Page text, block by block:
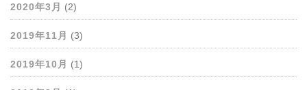
2020年3月 (2)
2019年11月 (3)
2019年10月 (1)